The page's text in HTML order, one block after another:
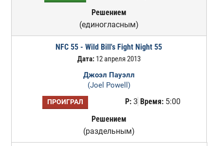
Решением
(единогласным)
NFC 55 - Wild Bill's Fight Night 55
Дата:12 апреля 2013
Джоэл Пауэлл
(Joel Powell)
ПРОИГРАЛ Р:3 Время:5:00
Решением
(раздельным)